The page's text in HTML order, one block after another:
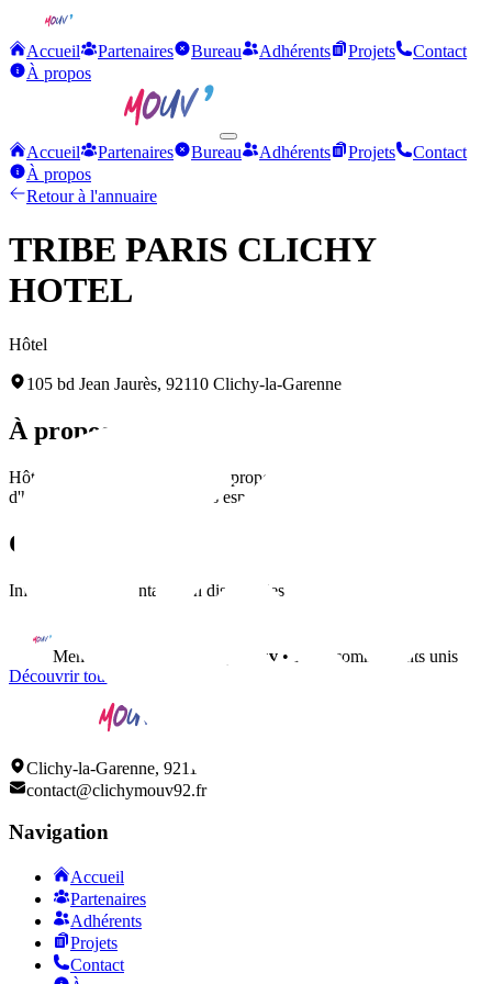
Accueil Partenaires Bureau Adhérents Projets
Contact
À propos
Accueil Partenaires Bureau Adhérents Projets
Contact
À propos
Retour à l'annuaire
TRIBE PARIS CLICHY
HOTEL
Hôtel
105 bd Jean Jaurès, 92110 Clichy-la-Garenne
À propos
Hôtel dirigé par Neel TORDO, proposant des services
d'hébergement moderne et des espaces de réception.
Contact
Informations de contact non disponibles
Membre du réseau ClichyMouv • 150+ commerçants unis
Découvrir tous nos adhérents
Clichy-la-Garenne, 92110
contact@clichymouv92.fr
Navigation
Accueil
Partenaires
Adhérents
Projets
Contact